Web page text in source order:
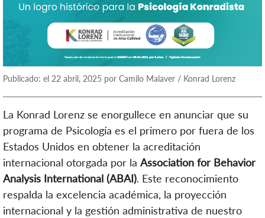
Publicado: el 22 abril, 2025 por Camilo Malaver / Konrad Lorenz
La Konrad Lorenz se enorgullece en anunciar que su
programa de Psicología es el primero por fuera de los
Estados Unidos en obtener la acreditación
internacional otorgada por la Association for Behavior
Analysis International (ABAI). Este reconocimiento
respalda la excelencia académica, la proyección
internacional y la gestión administrativa de nuestro